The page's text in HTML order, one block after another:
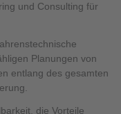
und Consulting für
Planungen von
entlang des gesamten
die Vorteile